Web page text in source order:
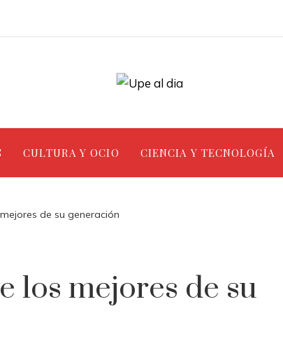
CULTURA Y OCIO CIENCIA Y TECNOLOGÍA
de su generación
los mejores de su